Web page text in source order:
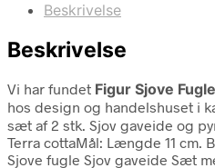
Beskrivelse
Beskrivelse
Vi har fundet Figur Sjove
hos design og handelshuset i
sæt af 2 stk. Sjov gaveide og
Terra cottaMål: Længde 11 cm.
Sjove fugle Sjov gaveide Sæt